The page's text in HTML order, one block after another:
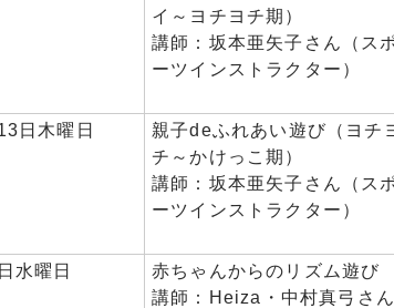
イ～ヨチヨチ期）
講師：坂本亜矢子さん（ス
ーツインストラクター）
日木曜日
親子deふれあい遊び（ヨチ
チ～かけっこ期）
講師：坂本亜矢子さん（ス
ーツインストラクター）
水曜日
赤ちゃんからのリズム遊び
講師：Heiza・中村真弓さん